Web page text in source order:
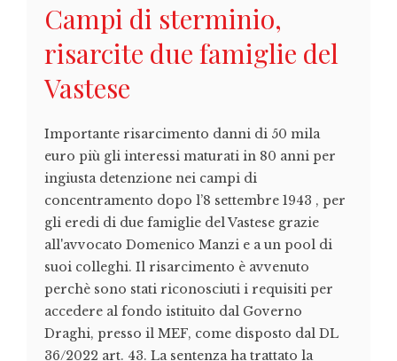
Campi di sterminio,
risarcite due famiglie del
Vastese
Importante risarcimento danni di 50 mila
euro più gli interessi maturati in 80 anni per
ingiusta detenzione nei campi di
concentramento dopo l’8 settembre 1943 , per
gli eredi di due famiglie del Vastese grazie
all'avvocato Domenico Manzi e a un pool di
suoi colleghi. Il risarcimento è avvenuto
perchè sono stati riconosciuti i requisiti per
accedere al fondo istituito dal Governo
Draghi, presso il MEF, come disposto dal DL
36/2022 art. 43. La sentenza ha trattato la